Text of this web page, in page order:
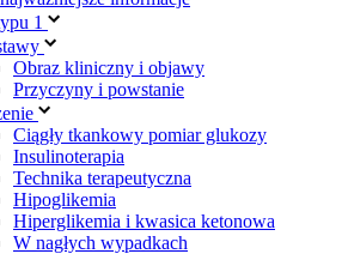
1
Obraz kliniczny i objawy
Przyczyny i powstanie
Ciągły tkankowy pomiar glukozy
Insulinoterapia
Technika terapeutyczna
Hipoglikemia
Hiperglikemia i kwasica ketonowa
W nagłych wypadkach